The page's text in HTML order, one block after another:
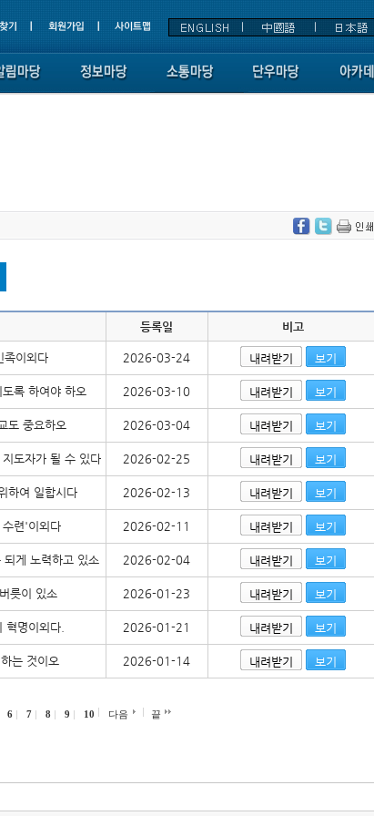
등록일 비고
족이외다 2026-03-24 내려받기 보기
록 하여야 하오 2026-03-10 내려받기 보기
도 중요하오 2026-03-04 내려받기 보기
도자가 될 수 있다 2026-02-25 내려받기 보기
하여 일합시다 2026-02-13 내려받기 보기
련'이외다 2026-02-11 내려받기 보기
게 노력하고 있소 2026-02-04 내려받기 보기
릇이 있소 2026-01-23 내려받기 보기
혁명이외다. 2026-01-21 내려받기 보기
는 것이오 2026-01-14 내려받기 보기
6 7 8 9 10 다음 끝